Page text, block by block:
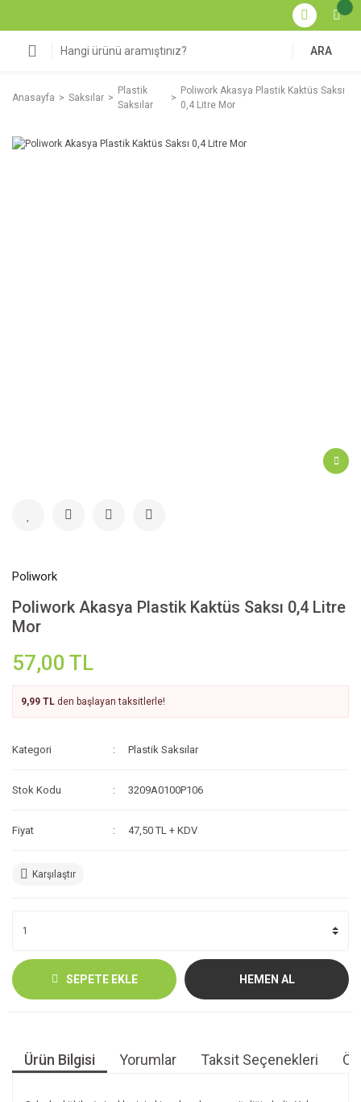
ARA
Anasayfa Saksılar
Plastik
Saksılar
Poliwork Akasya Plastik Kaktüs Saksı
0,4 Litre Mor
Poliwork
Poliwork Akasya Plastik Kaktüs Saksı 0,4 Litre
Mor
57,00 TL
9,99 TL den başlayan taksitlerle!
Kategori Plastik Saksılar
Stok Kodu 3209A0100P106
Fiyat 47,50 TL + KDV
Karşılaştır
SEPETE EKLE HEMEN AL
Ürün Bilgisi Yorumlar Taksit Seçenekleri